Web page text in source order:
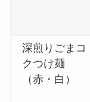
深煎りごまコ
クつけ麺
（赤・白）